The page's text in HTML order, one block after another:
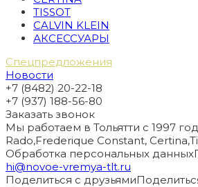
TISSOT
CALVIN KLEIN
АКСЕССУАРЫ
Спецпредложения
Новости
+7 (8482) 20-22-18
+7 (937) 188-56-80
Заказать звонок
Мы работаем в Тольятти с 1997
Rado,Frederique Constant,
Обработка персональных данных
hi@novoe-vremya-tlt.ru
Поделиться с друзьями